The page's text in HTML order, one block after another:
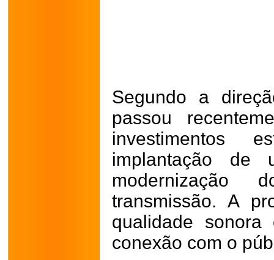
Segundo a
passou
investimentos
implantação
modernização
transmissão. A
qualidade
conexão com o